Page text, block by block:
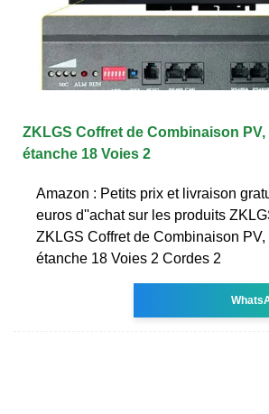
ZKLGS Coffret de Combinaison
étanche 18 Voies 2
Amazon : Petits prix et livraison
euros d''achat sur les produits
ZKLGS Coffret de Combinaison PV,
étanche 18 Voies 2 Cordes 2